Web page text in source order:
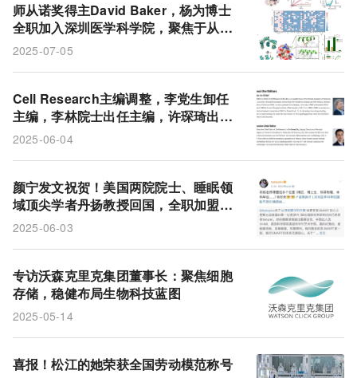
师从诺奖得主David Baker，杨为博士
全职加入深圳医学科学院，聚焦于从头
设计蛋白质药物
2025-07-05
Cell Research主编调整，李党生卸任
主编，李林院士出任主编，许琛琦出任
执行主编
2025-06-04
颜宁发文祝贺！美国两院院士、睡眠领
域顶尖学者丹扬教授回国，全职加盟深
圳医学科学院
2025-06-03
专访沃森克里克集团董事长：聚焦细胞
存储，稳健布局生物科技蓝图
2025-05-14
喜报！松江的她荣获全国劳动模范称号